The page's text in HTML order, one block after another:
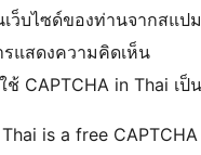
เว็บไซด์ของท่านจากสแ
รแสดงความคิดเห็น
CAPTCHA in Thai เ
Thai is a free